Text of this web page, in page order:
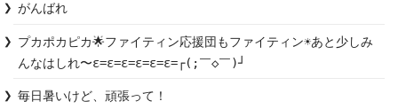
がんばれ
プカポカピカ🌟ファイティン応援団もファイティン☀️あと少しみ
んなはしれ〜ε=ε=ε=ε=ε=ε=┌(;￣◇￣)┘
毎日暑いけど、頑張って！